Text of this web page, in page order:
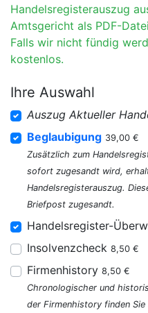
Handelsregisterauszug
Amtsgericht als PDF-
Falls wir nicht fündig
kostenlos.
Ihre Auswahl
Auszug Aktueller
Beglaubigung 39,00 €
Zusätzlich zum
sofort zugesandt wird,
Handelsregisterauszug.
Briefpost zugesandt.
Handelsregister-
Insolvenzcheck 8,50 €
Firmenhistory 8,50 €
Chronologischer und
der Firmenhistory finden